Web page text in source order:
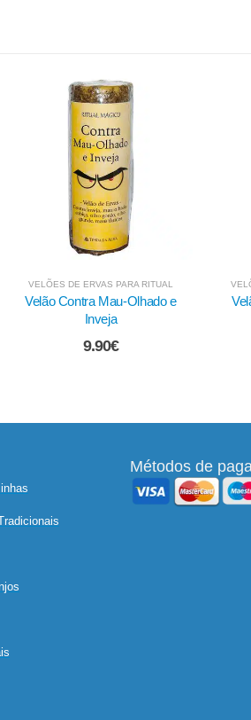
VELÕES DE ERVAS PARA RITUAL
Velão da Cura e da Saúde
9.90€
Métodos de